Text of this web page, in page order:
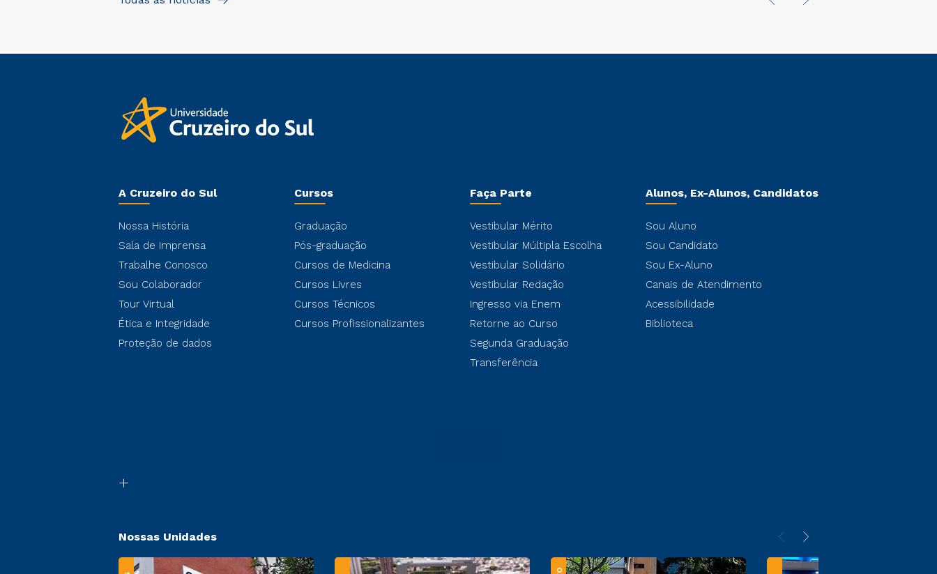
no Extremo Sul de SP
A Cruzeiro do Sul
Nossa História
Sala de Imprensa
Trabalhe Conosco
Sou Colaborador
Tour Virtual
Ética e Integridade
Proteção de dados
Cursos
Graduação
Pós-graduação
Cursos de Medicina
Cursos Livres
Cursos Técnicos
Cursos Profissionalizantes
Faça Parte
Vestibular Mérito
Vestibular Múltipla Escolha
Vestibular Solidário
Vestibular Redação
Ingresso via Enem
Retorne ao Curso
Segunda Graduação
Transferência
Alunos, Ex-Alunos, Candidatos
Sou Aluno
Sou Candidato
Sou Ex-Aluno
Canais de Atendimento
Acessibilidade
Biblioteca
Nossas Unidades